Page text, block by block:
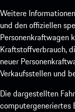
Weitere
und den offiziellen
Personenkraftwagen
Kraftstoffverbrauch,
neuer
Verkaufsstellen und
Die dargestellten
computergeneriertes